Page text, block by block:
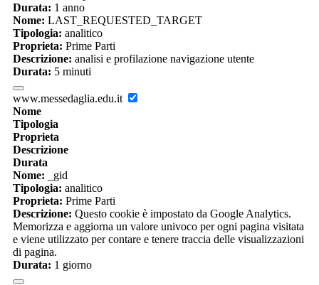
Durata: 1 anno
Nome: LAST_REQUESTED_TARGET
Tipologia: analitico
Proprieta: Prime Parti
Descrizione: analisi e profilazione navigazione utente
Durata: 5 minuti
www.messedaglia.edu.it
Nome
Tipologia
Proprieta
Descrizione
Durata
Nome: _gid
Tipologia: analitico
Proprieta: Prime Parti
Descrizione: Questo cookie è impostato da Google Analytics.
Memorizza e aggiorna un valore univoco per ogni pagina visitata
e viene utilizzato per contare e tenere traccia delle visualizzazioni
di pagina.
Durata: 1 giorno